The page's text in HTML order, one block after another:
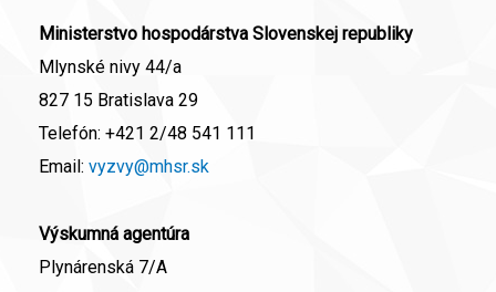
Ministerstvo hospodárstva Slovenskej republiky
Mlynské nivy 44/a
827 15 Bratislava 29
Telefón: +421 2/48 541 111
Email: vyzvy@mhsr.sk
Výskumná agentúra
Plynárenská 7/A